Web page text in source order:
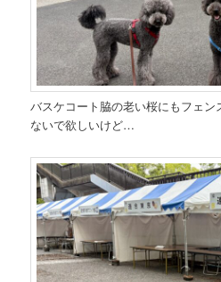
バスケコート脇の老い桜にもフェン
ないで欲しいけど…